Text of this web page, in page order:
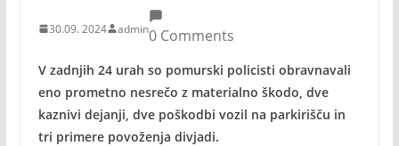
30.09. 2024 admin0 Comments
V zadnjih 24 urah so pomurski policisti obravnavali
eno prometno nesrečo z materialno škodo, dve
kaznivi dejanji, dve poškodbi vozil na parkirišču in
tri primere povoženja divjadi.